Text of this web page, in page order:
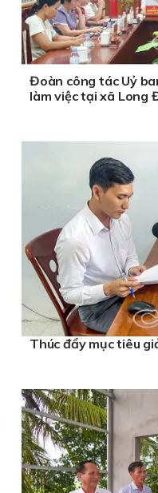
Đoàn công tác Uỷ
làm việc tại xã Long
Thúc đẩy mục tiêu